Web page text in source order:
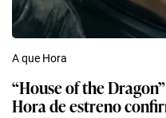
A que Hora
“House of the
Hora de estreno